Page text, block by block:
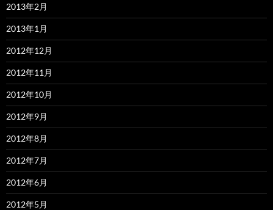
2013年2月
2013年1月
2012年12月
2012年11月
2012年10月
2012年9月
2012年8月
2012年7月
2012年6月
2012年5月